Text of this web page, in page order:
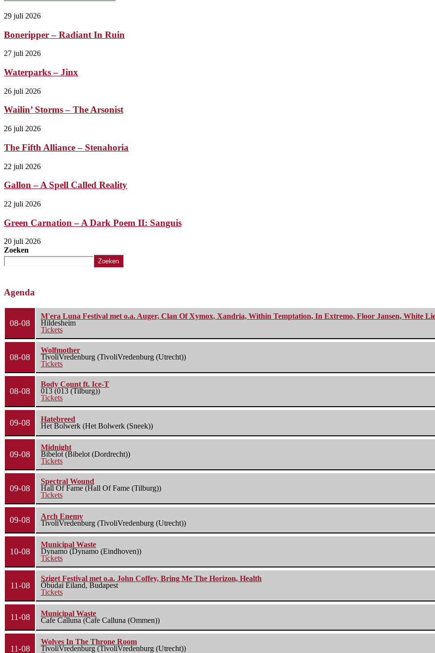
29 juli 2026
Boneripper – Radiant In Ruin
27 juli 2026
Waterparks – Jinx
26 juli 2026
Wailin’ Storms – The Arsonist
26 juli 2026
The Fifth Alliance – Stenahoria
22 juli 2026
Gallon – A Spell Called Reality
22 juli 2026
Green Carnation – A Dark Poem II: Sanguis
20 juli 2026
Zoeken
Zoeken
Agenda
08-08
M'era Luna Festival met o.a. Auger, Clan Of Xymox, Xandria, Within Temptation, In Extremo, Floor Jansen, White
Hildesheim
Tickets
08-08
Wolfmother
TivoliVredenburg (TivoliVredenburg (Utrecht))
Tickets
08-08
Body Count ft. Ice-T
013 (013 (Tilburg))
Tickets
09-08
Hatebreed
Het Bolwerk (Het Bolwerk (Sneek))
09-08
Midnight
Bibelot (Bibelot (Dordrecht))
Tickets
09-08
Spectral Wound
Hall Of Fame (Hall Of Fame (Tilburg))
Tickets
09-08
Arch Enemy
TivoliVredenburg (TivoliVredenburg (Utrecht))
10-08
Municipal Waste
Dynamo (Dynamo (Eindhoven))
Tickets
11-08
Sziget Festival met o.a. John Coffey, Bring Me The Horizon, Health
Óbudai Eiland, Budapest
Tickets
11-08
Municipal Waste
Cafe Calluna (Cafe Calluna (Ommen))
11-08
Wolves In The Throne Room
TivoliVredenburg (TivoliVredenburg (Utrecht))